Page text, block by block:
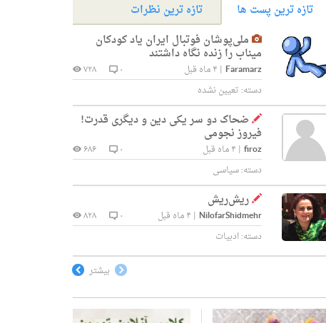
تازه ترین پست ها
تازه ترین نظرات
ملی‌پوشان فوتبال ایران یاد کودکان
میناب را زنده نگاه داشتند
Faramarz
| ۴ ماه قبل ۰
۷۲۸
دسته: تعیین نشده
ضحاک دو سر یکی دین و دیگری قدرت!
فیروز نجومی
firoz
| ۴ ماه قبل ۰
۶۸۶
دسته:سیاسی
ریش‌ریش
NilofarShidmehr
| ۴ ماه قبل ۰
۸۲۸
دسته:ادبیات
بیشتر